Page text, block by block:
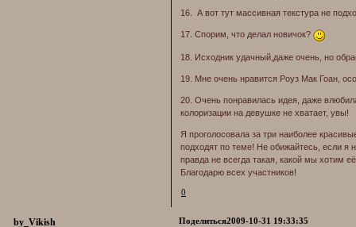
16. А вот тут массивная текстура не
17. Спорим, что делал новичок?
18. Исходник удачный,даже очень, но
19. Мне очень нравится Роуз Мак Гоан,
20. Очень понравилась идея, даже
колоризации на девушке не хватает, увы!
Я проголосовала за три наиболее
подходят по теме! Не обижайтесь, если я
правда не всегда такая, какой мы хотим
Благодарю всех участников!
0
Поделиться2009-10-31 19:33:35
by_Vikish